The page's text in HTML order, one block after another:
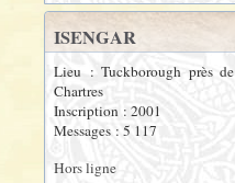
ISENGAR
Lieu : Tuckborough près de
Chartres
Inscription : 2001
Messages : 5 117
Hors ligne